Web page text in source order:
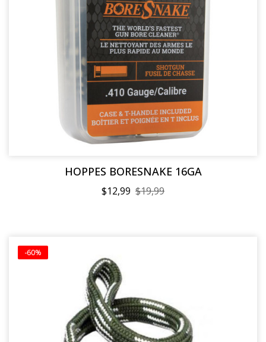
HOPPES BORESNAKE 16GA
$12,99 $19,99
-60%